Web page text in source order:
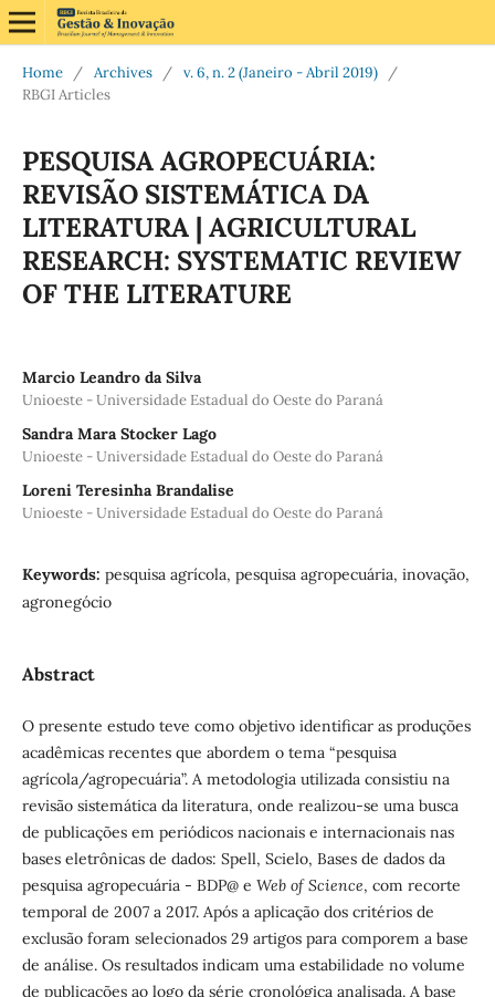
Home / Archives / v. 6, n. 2 (Janeiro - Abril 2019)
/
RBGI Articles
PESQUISA AGROPECUÁRIA:
REVISÃO SISTEMÁTICA DA
LITERATURA | AGRICULTURAL
RESEARCH: SYSTEMATIC REVIEW
OF THE LITERATURE
Marcio Leandro da Silva
Unioeste - Universidade Estadual do Oeste do Paraná
Sandra Mara Stocker Lago
Unioeste - Universidade Estadual do Oeste do Paraná
Loreni Teresinha Brandalise
Unioeste - Universidade Estadual do Oeste do Paraná
Keywords: pesquisa agrícola, pesquisa agropecuária, inovação,
agronegócio
Abstract
O presente estudo teve como objetivo identificar as produções
acadêmicas recentes que abordem o tema “pesquisa
agrícola/agropecuária”. A metodologia utilizada consistiu na
revisão sistemática da literatura, onde realizou-se uma busca
de publicações em periódicos nacionais e internacionais nas
bases eletrônicas de dados: Spell, Scielo, Bases de dados da
pesquisa agropecuária - BDP@ e Web of Science, com recorte
temporal de 2007 a 2017. Após a aplicação dos critérios de
exclusão foram selecionados 29 artigos para comporem a base
de análise. Os resultados indicam uma estabilidade no volume
de publicações ao logo da série cronológica analisada. A base